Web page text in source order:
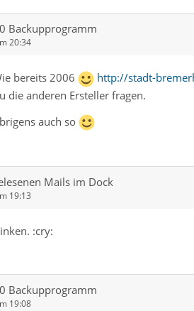
Backupprogramm
20:34
bereits 2006
http://stadt-
die anderen Ersteller fragen.
auch so
Mails im Dock
19:13
:cry:
Backupprogramm
19:08